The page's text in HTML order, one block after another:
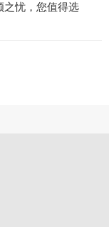
之忧，您值得选